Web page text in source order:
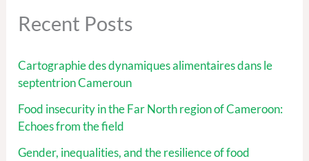
Recent Posts
Cartographie des dynamiques alimentaires dans le
septentrion Cameroun
Food insecurity in the Far North region of Cameroon:
Echoes from the field
Gender, inequalities, and the resilience of food